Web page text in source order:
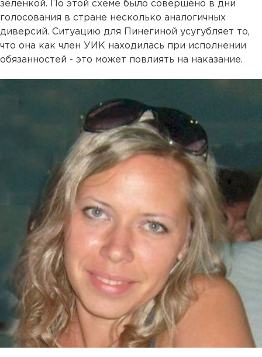
зеленкой. По этой схеме было совершено в дни
голосования в стране несколько аналогичных
диверсий. Ситуацию для Пинегиной усугубляет то,
что она как член УИК находилась при исполнении
обязанностей - это может повлиять на наказание.